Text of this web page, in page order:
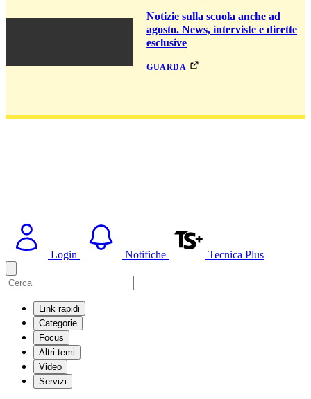
Notizie sulla scuola anche ad
agosto. News, interviste e dirette
esclusive
guarda
Login Notifiche Tecnica Plus
Link rapidi
Categorie
Focus
Altri temi
Video
Servizi